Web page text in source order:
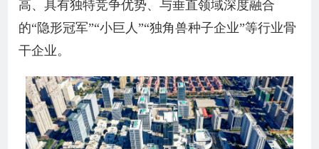
高、具有独特竞争优势、与垂直领域深度融合
的“隐形冠军”“小巨人”“独角兽种子企业”等行业骨
干企业。